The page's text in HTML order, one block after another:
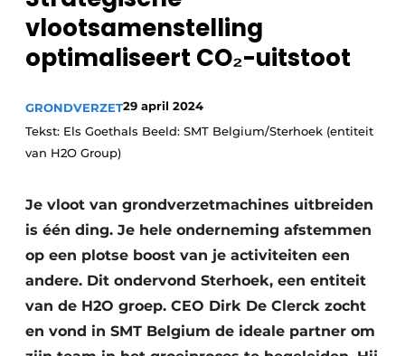
Privacy / Cookie statement
Vacature aanmelden
Vacatures
Video’s
vlootsamenstelling
optimaliseert CO₂-uitstoot
GRONDVERZET29 april 2024
Tekst: Els Goethals Beeld: SMT Belgium/Sterhoek (entiteit
van H2O Group)
Je vloot van grondverzetmachines uitbreiden
is één ding. Je hele onderneming afstemmen
op een plotse boost van je activiteiten een
andere. Dit ondervond Sterhoek, een entiteit
van de H2O groep. CEO Dirk De Clerck zocht
en vond in SMT Belgium de ideale partner om